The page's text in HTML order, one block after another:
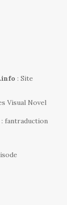
: Site
Visual Novel
: fantraduction